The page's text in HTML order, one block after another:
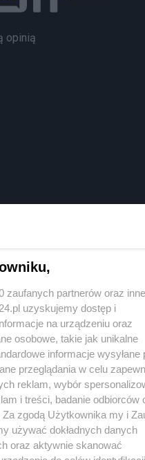
opinią
Instagram
zaufanych partnerów oraz inne
uzyskujemy dostęp i
na urządzeniu oraz
osobowe, takie jak unikalne
informacje wysyłane
przeglądania w celu
reklam, wybór
i treści, badanie odbiorców
Za zgodą Użytkownika my i
używać dokładnych danych
oraz aktywnie skanować